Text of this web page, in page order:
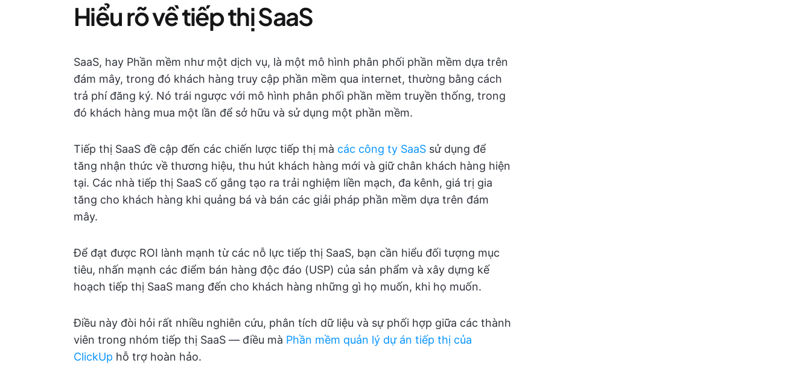
Hiểu rõ về tiếp thị SaaS
SaaS, hay Phần mềm như một dịch vụ, là một mô hình phân phối phần mềm dựa trên
đám mây, trong đó khách hàng truy cập phần mềm qua internet, thường bằng cách
trả phí đăng ký. Nó trái ngược với mô hình phân phối phần mềm truyền thống, trong
đó khách hàng mua một lần để sở hữu và sử dụng một phần mềm.
Tiếp thị SaaS đề cập đến các chiến lược tiếp thị mà các công ty SaaS sử dụng để
tăng nhận thức về thương hiệu, thu hút khách hàng mới và giữ chân khách hàng hiện
tại. Các nhà tiếp thị SaaS cố gắng tạo ra trải nghiệm liền mạch, đa kênh, giá trị gia
tăng cho khách hàng khi quảng bá và bán các giải pháp phần mềm dựa trên đám
mây.
Để đạt được ROI lành mạnh từ các nỗ lực tiếp thị SaaS, bạn cần hiểu đối tượng mục
tiêu, nhấn mạnh các điểm bán hàng độc đáo (USP) của sản phẩm và xây dựng kế
hoạch tiếp thị SaaS mang đến cho khách hàng những gì họ muốn, khi họ muốn.
Điều này đòi hỏi rất nhiều nghiên cứu, phân tích dữ liệu và sự phối hợp giữa các thành
viên trong nhóm tiếp thị SaaS — điều mà Phần mềm quản lý dự án tiếp thị của
ClickUp hỗ trợ hoàn hảo.